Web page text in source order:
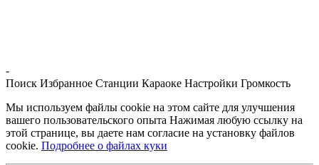
-
Поиск Избранное Станции Караоке Настройки Громкость
Мы используем файлы cookie на этом сайте для улучшения
вашего пользовательского опыта Нажимая любую ссылку на
этой странице, вы даете нам согласие на установку файлов
cookie. Подробнее о файлах куки